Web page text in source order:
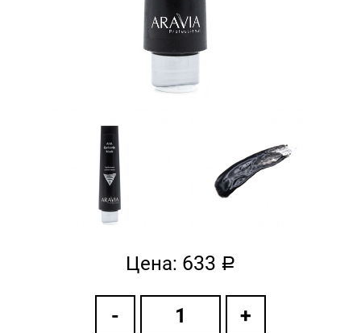
Цена: 633 a